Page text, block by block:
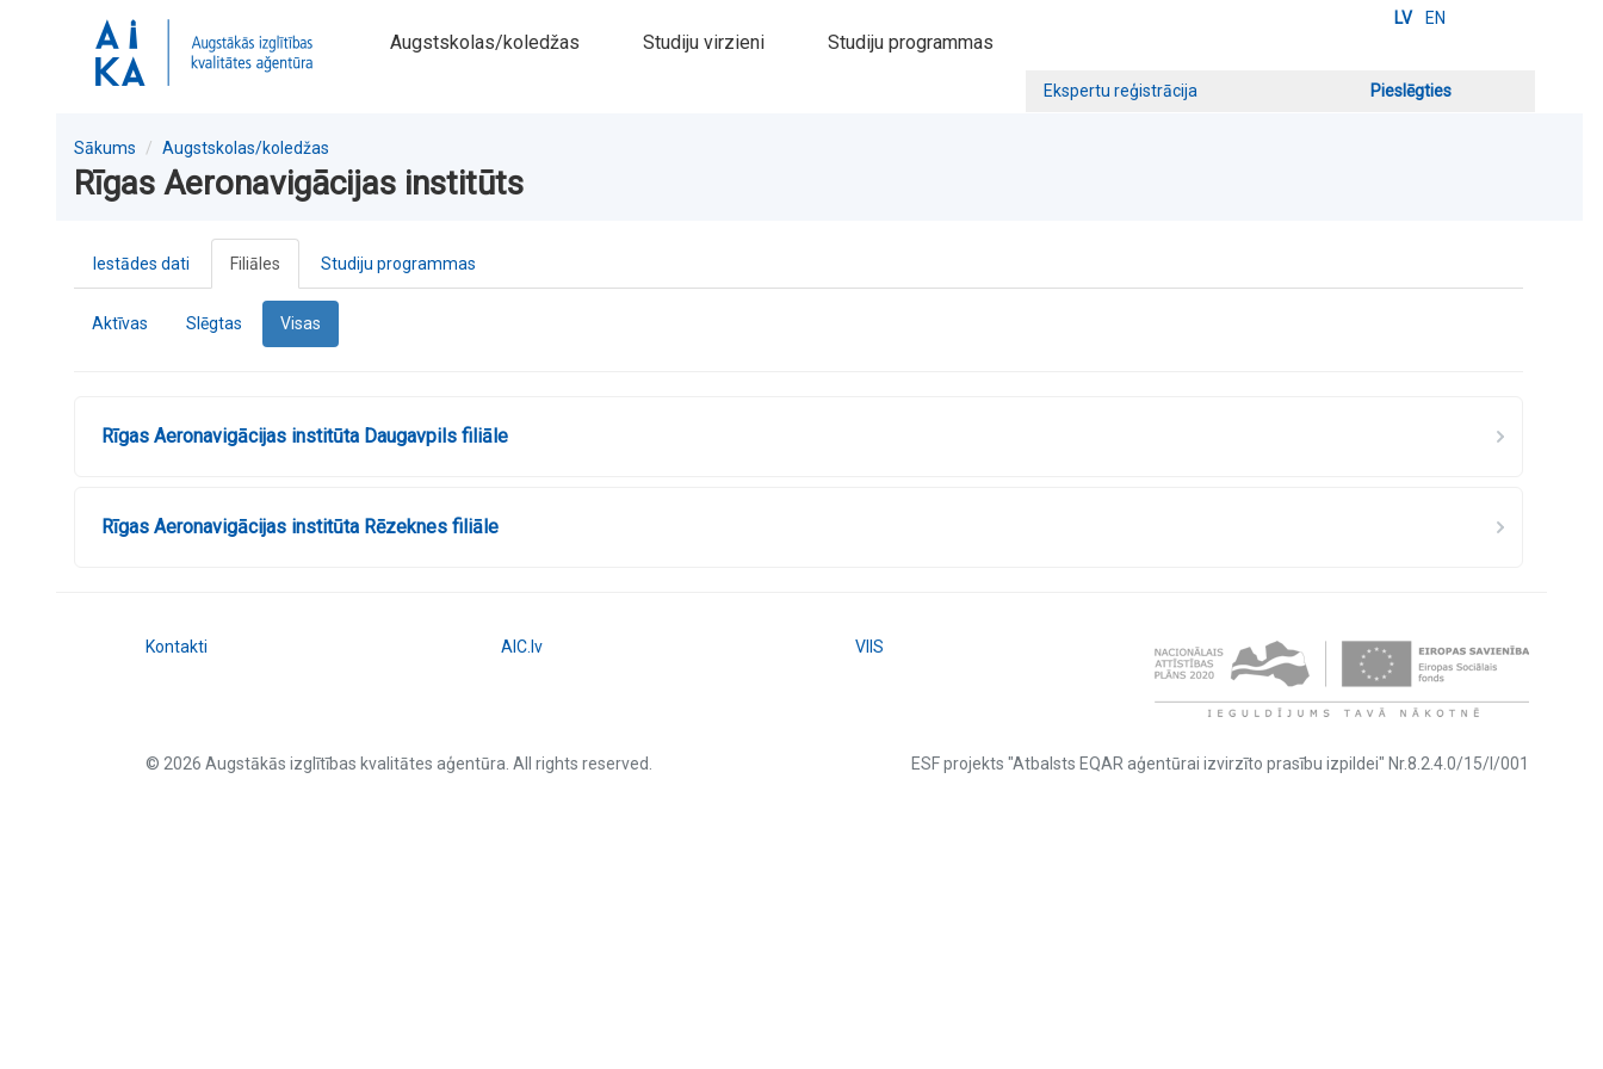
LV EN
Augstskolas/koledžas Studiju virzieni Studiju programmas
Ekspertu reģistrācija Pieslēgties
Sākums Augstskolas/koledžas
Rīgas Aeronavigācijas institūts
Iestādes dati Filiāles Studiju programmas
Aktīvas Slēgtas Visas
Rīgas Aeronavigācijas institūta Daugavpils filiāle
Rīgas Aeronavigācijas institūta Rēzeknes filiāle
Kontakti AIC.lv VIIS
© 2026 Augstākās izglītības kvalitātes aģentūra. All rights reserved. ESF projekts "Atbalsts EQAR aģentūrai izvirzīto prasību izpildei" Nr.8.2.4.0/15/I/001